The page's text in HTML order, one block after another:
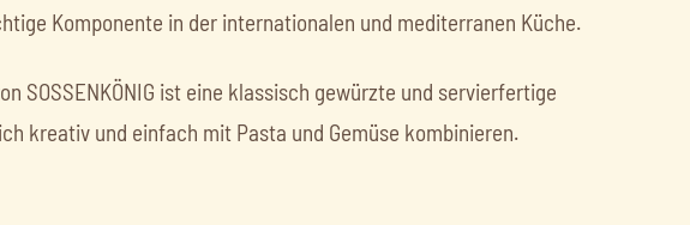
Komponente in der internationalen und mediterranen Küche.
SOSSENKÖNIG ist eine klassisch gewürzte und servierfertige
kreativ und einfach mit Pasta und Gemüse kombinieren.